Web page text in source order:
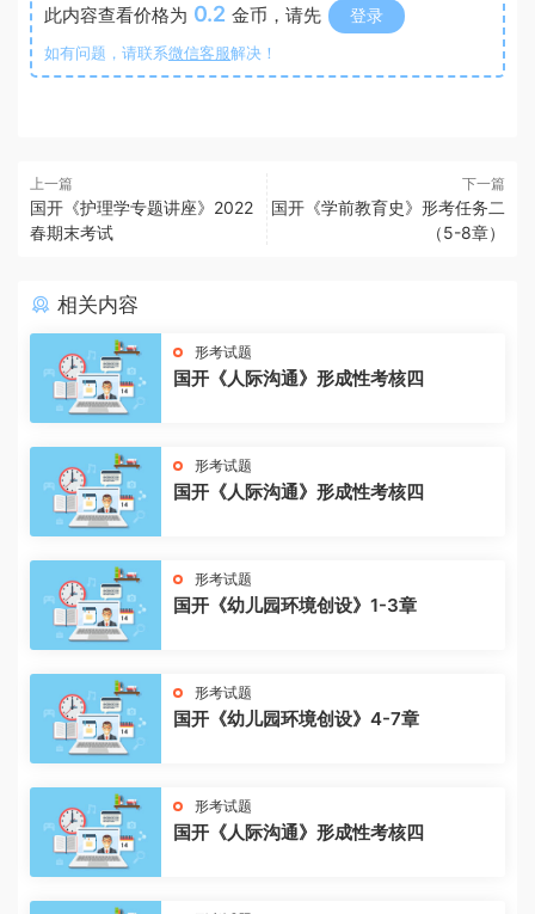
此内容查看价格为 0.2 金币，请先 登录
如有问题，请联系微信客服解决！
上一篇
国开《护理学专题讲座》2022
春期末考试
下一篇
国开《学前教育史》形考任务二
（5-8章）
相关内容
形考试题
国开《人际沟通》形成性考核四
形考试题
国开《人际沟通》形成性考核四
形考试题
国开《幼儿园环境创设》1-3章
形考试题
国开《幼儿园环境创设》4-7章
形考试题
国开《人际沟通》形成性考核四